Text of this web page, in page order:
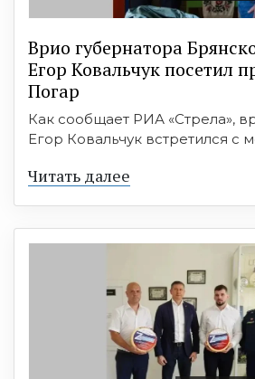
Врио губернатора
Егор Ковальчук посетил
Погар
Как сообщает РИА «Стрела»,
Егор Ковальчук встретился с
Читать далее